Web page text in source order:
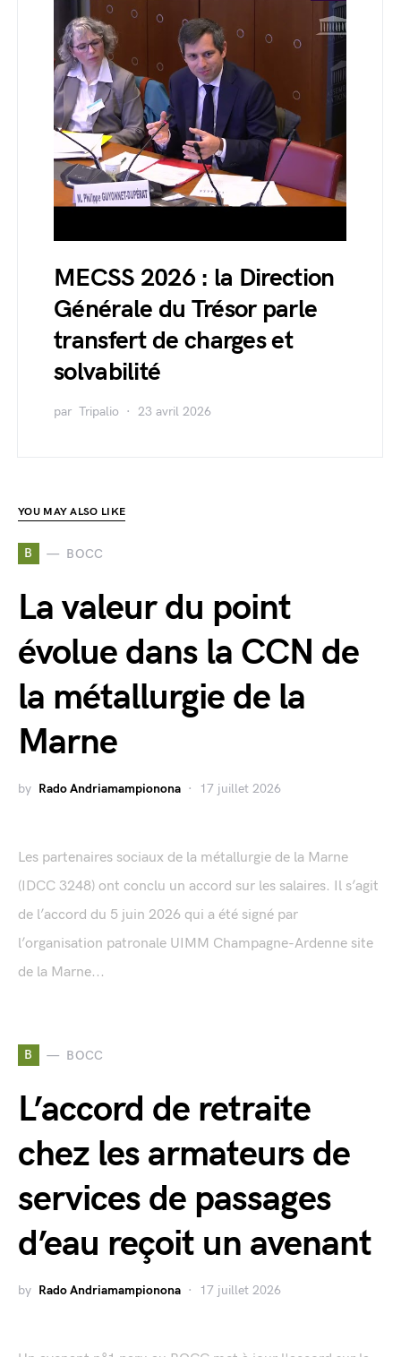
MECSS 2026 : la Direction
Générale du Trésor parle
transfert de charges et
solvabilité
par Tripalio 23 avril 2026
YOU MAY ALSO LIKE
B BOCC
La valeur du point
évolue dans la CCN de
la métallurgie de la
Marne
by Rado Andriamampionona 17 juillet 2026
Les partenaires sociaux de la métallurgie de la Marne
(IDCC 3248) ont conclu un accord sur les salaires. Il s’agit
de l’accord du 5 juin 2026 qui a été signé par
l’organisation patronale UIMM Champagne-Ardenne site
de la Marne...
B BOCC
L’accord de retraite
chez les armateurs de
services de passages
d’eau reçoit un avenant
by Rado Andriamampionona 17 juillet 2026